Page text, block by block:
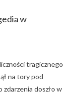
w
tragicznego
na tory pod
zdarzenia doszło w